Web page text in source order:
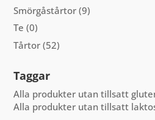
Smörgåstårtor (9)
Te (0)
Tårtor (52)
Taggar
Alla produkter utan tillsatt
Alla produkter utan tillsatt